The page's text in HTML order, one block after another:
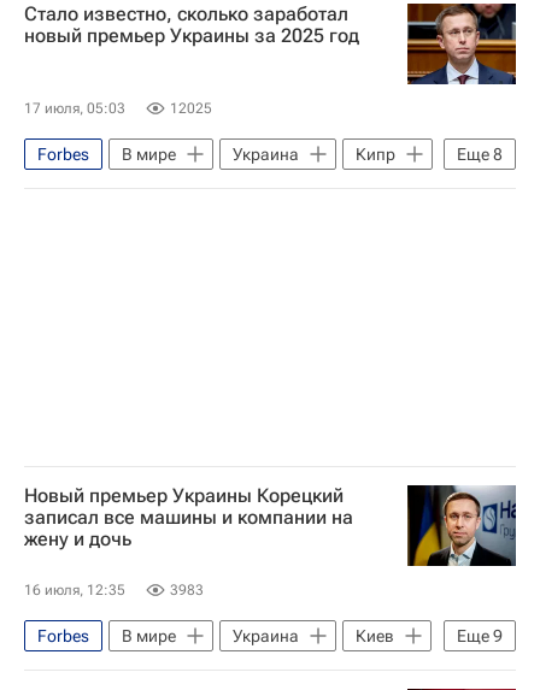
Донецкая Народная Республика
Тимур Миндич
Нафтогаз Украины
Страна.ua
Вооруженные силы Украины
Стало известно, сколько заработал
новый премьер Украины за 2025 год
17 июля, 05:03 12025
Еще8
Forbes В мире Украина
Кипр
Ивано-Франковск
Сергей Корецкий
Новый премьер Украины Корецкий
записал все машины и компании на
жену и дочь
16 июля, 12:35 3983
Еще9
Forbes В мире Украина
Киев
Ивано-Франковск